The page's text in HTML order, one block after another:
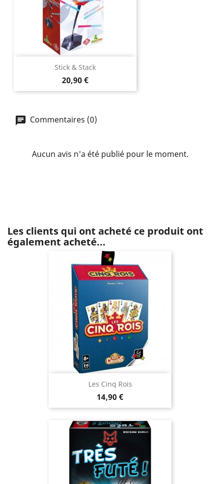
Stick & Stack
Prix
20,90 €
Commentaires (0)
Aucun avis n'a été publié pour le moment.
Les clients qui ont acheté ce produit ont
également acheté...
Les Cinq Rois
Prix
14,90 €